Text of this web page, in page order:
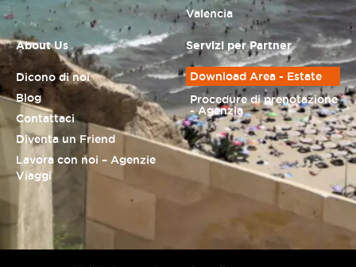
Valencia
About Us
Dicono di noi
Blog
Contattaci
Diventa un Friend
Lavora con noi – Agenzie
Viaggi
Servizi per Partner
Download Area - Estate
Procedure di prenotazione
- Agenzia